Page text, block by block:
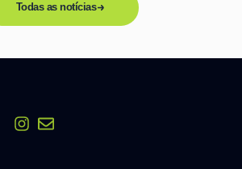
Todas as notícias